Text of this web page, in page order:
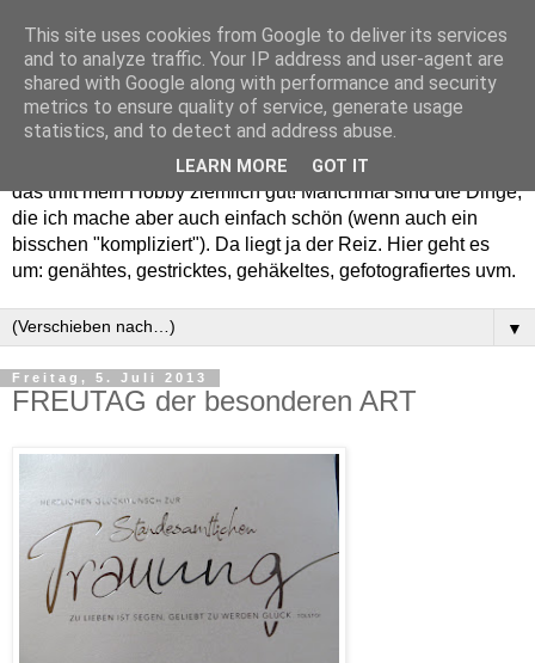
Willkommen in meinem "Wohnzimmer". Einfach und schön -
das trifft mein Hobby ziemlich gut! Manchmal sind die Dinge,
die ich mache aber auch einfach schön (wenn auch ein
bisschen "kompliziert"). Da liegt ja der Reiz. Hier geht es
um: genähtes, gestricktes, gehäkeltes, gefotografiertes uvm.
▼
Freitag, 5. Juli 2013
FREUTAG der besonderen ART
This site uses cookies from Google to deliver its services
and to analyze traffic. Your IP address and user-agent are
shared with Google along with performance and security
metrics to ensure quality of service, generate usage
statistics, and to detect and address abuse.
LEARN MORE GOT IT